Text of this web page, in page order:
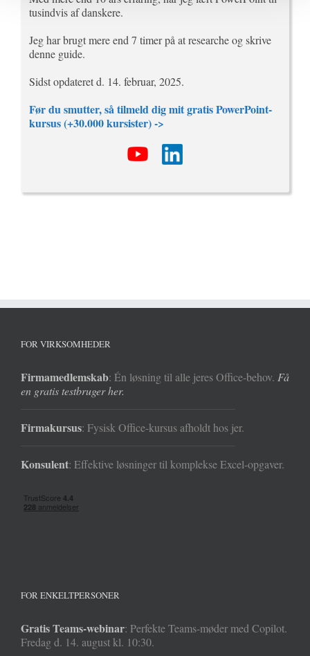
tusindvis af danskere.
Jeg har brugt mere end 7 timer på at researche og skrive
denne guide.
Sidst opdateret d. 14. februar, 2025.
Før du smutter, så tilmeld dig mit gratis PowerPoint-
kursus (+30.000 kursister) ->
FOR VIRKSOMHEDER
Firmamedlemskab: Én løsning til alle jeres Office-behov. Få
en gratis testbruger her.
Firmakursus: Fysisk Office-kursus afholdt hos jer.
Konsulent: Effektive løsninger til komplekse Excel-opgaver.
FOR ENKELTPERSONER
Gratis Teams-webinar: Perfekte Teams-møder med Copilot.
Fredag d. 14. august kl. 10:30.